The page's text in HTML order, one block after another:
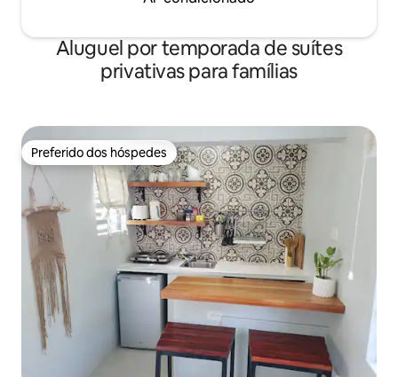
Aluguel por temporada de suítes
privativas para famílias
Preferido dos hóspedes
Preferido dos hóspedes